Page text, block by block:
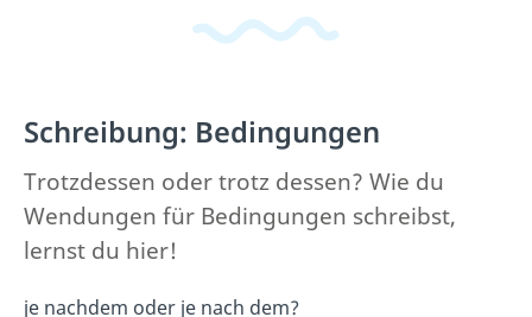
Schreibung: Bedingungen
Trotzdessen oder trotz dessen? Wie du
Wendungen für Bedingungen schreibst,
lernst du hier!
je nachdem oder je nach dem?